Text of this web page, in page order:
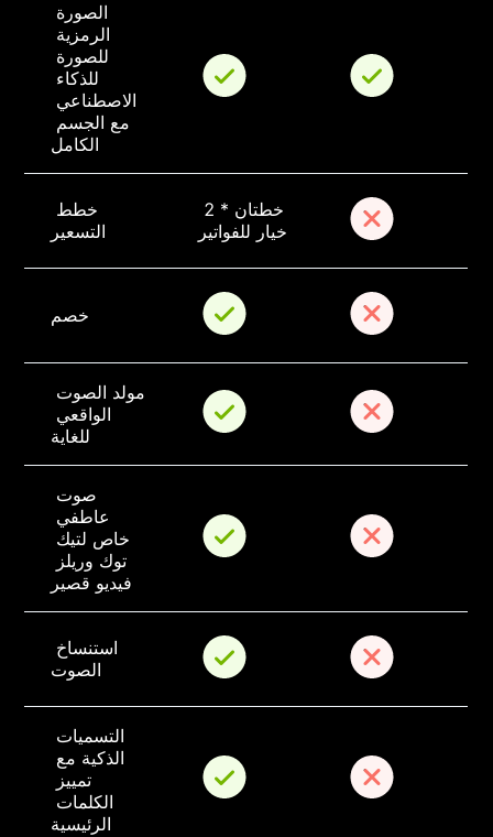
الصورة
الرمزية
للصورة
للذكاء
الاصطناعي
مع الجسم
الكامل
خطط
التسعير
خيار للفواتير
خصم
مولد الصوت
الواقعي
للغاية
صوت
عاطفي
خاص لتيك
توك وريلز
فيديو قصير
استنساخ
الصوت
التسميات
الذكية مع
تمييز
الكلمات
الرئيسية